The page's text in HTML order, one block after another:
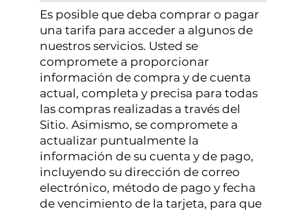
Es posible que deba comprar o pagar
una tarifa para acceder a algunos de
nuestros servicios. Usted se
compromete a proporcionar
información de compra y de cuenta
actual, completa y precisa para todas
las compras realizadas a través del
Sitio. Asimismo, se compromete a
actualizar puntualmente la
información de su cuenta y de pago,
incluyendo su dirección de correo
electrónico, método de pago y fecha
de vencimiento de la tarjeta, para que